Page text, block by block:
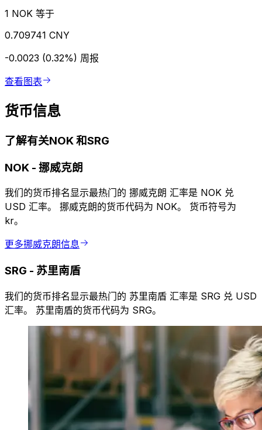
1 NOK 等于
0.709741 CNY
-0.0023 (0.32%) 周报
查看图表
货币信息
了解有关NOK 和SRG
NOK - 挪威克朗
我们的货币排名显示最热门的 挪威克朗 汇率是 NOK 兑
USD 汇率。 挪威克朗的货币代码为 NOK。 货币符号为
kr。
更多挪威克朗信息
SRG - 苏里南盾
我们的货币排名显示最热门的 苏里南盾 汇率是 SRG 兑 USD
汇率。 苏里南盾的货币代码为 SRG。